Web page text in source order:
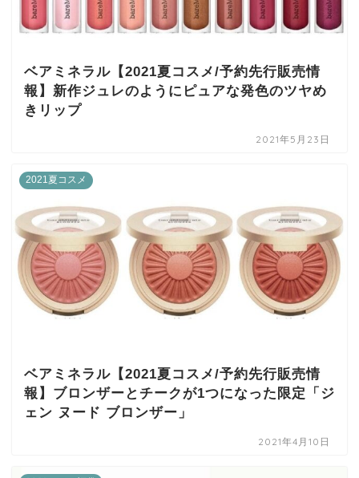
ベアミネラル【2021夏コスメ/予約先行販売情
報】新作ジュレのようにピュアな発色のツヤめ
きリップ
2021年5月23日
2021夏コスメ
ベアミネラル【2021夏コスメ/予約先行販売情
報】ブロンザーとチークが1つになった限定「ジ
ェン ヌード ブロンザー」
2021年4月10日